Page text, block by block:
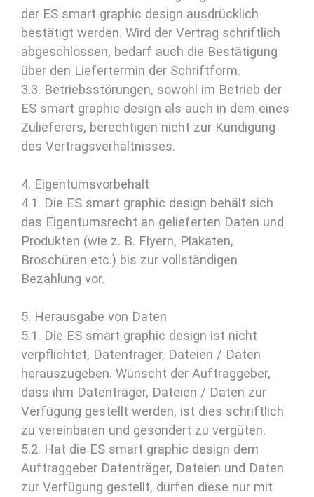
der ES smart graphic design ausdrücklich
bestätigt werden. Wird der Vertrag schriftlich
abgeschlossen, bedarf auch die Bestätigung
über den Liefertermin der Schriftform.
3.3. Betriebsstörungen, sowohl im Betrieb der
ES smart graphic design als auch in dem eines
Zulieferers, berechtigen nicht zur Kündigung
des Vertragsverhältnisses.
4. Eigentumsvorbehalt
4.1. Die ES smart graphic design behält sich
das Eigentumsrecht an gelieferten Daten und
Produkten (wie z. B. Flyern, Plakaten,
Broschüren etc.) bis zur vollständigen
Bezahlung vor.
5. Herausgabe von Daten
5.1. Die ES smart graphic design ist nicht
verpflichtet, Datenträger, Dateien / Daten
herauszugeben. Wünscht der Auftraggeber,
dass ihm Datenträger, Dateien / Daten zur
Verfügung gestellt werden, ist dies schriftlich
zu vereinbaren und gesondert zu vergüten.
5.2. Hat die ES smart graphic design dem
Auftraggeber Datenträger, Dateien und Daten
zur Verfügung gestellt, dürfen diese nur mit